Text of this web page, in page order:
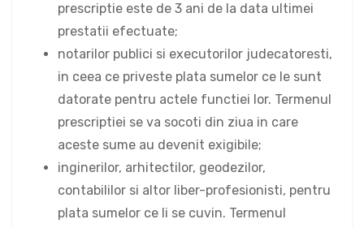
prescriptie este de 3 ani de la data ultimei
prestatii efectuate;
notarilor publici si executorilor judecatoresti,
in ceea ce priveste plata sumelor ce le sunt
datorate pentru actele functiei lor. Termenul
prescriptiei se va socoti din ziua in care
aceste sume au devenit exigibile;
inginerilor, arhitectilor, geodezilor,
contabililor si altor liber-profesionisti, pentru
plata sumelor ce li se cuvin. Termenul